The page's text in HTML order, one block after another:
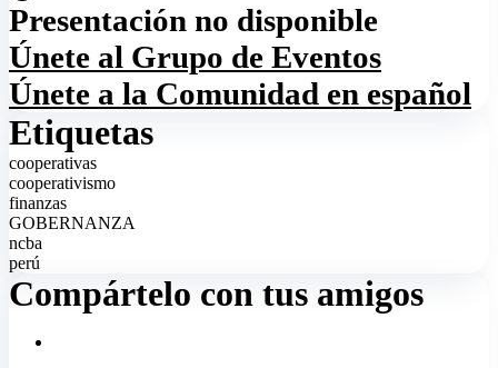
Presentación no disponible
Únete al Grupo de Eventos
Únete a la Comunidad en español
Etiquetas
cooperativas
cooperativismo
finanzas
GOBERNANZA
ncba
perú
Compártelo con tus amigos